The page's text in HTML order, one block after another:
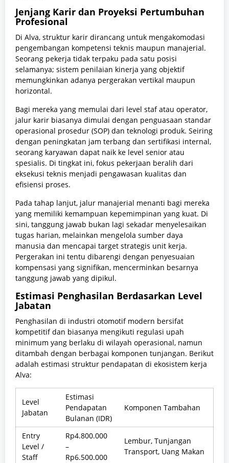
Jenjang Karir dan Proyeksi Pertumbuhan
Profesional
Di Alva, struktur karir dirancang untuk mengakomodasi
pengembangan kompetensi teknis maupun manajerial.
Seorang pekerja tidak terpaku pada satu posisi
selamanya; sistem penilaian kinerja yang objektif
memungkinkan adanya pergerakan vertikal maupun
horizontal.
Bagi mereka yang memulai dari level staf atau operator,
jalur karir biasanya dimulai dengan penguasaan standar
operasional prosedur (SOP) dan teknologi produk. Seiring
dengan peningkatan jam terbang dan sertifikasi internal,
seorang karyawan dapat naik ke level senior atau
spesialis. Di tingkat ini, fokus pekerjaan beralih dari
eksekusi teknis menjadi pengawasan kualitas dan
efisiensi proses.
Pada tahap lanjut, jalur manajerial menanti bagi mereka
yang memiliki kemampuan kepemimpinan yang kuat. Di
sini, tanggung jawab bukan lagi sekadar menyelesaikan
tugas harian, melainkan mengelola sumber daya
manusia dan mencapai target strategis unit kerja.
Pergerakan ini tentu dibarengi dengan penyesuaian
kompensasi yang signifikan, mencerminkan besarnya
tanggung jawab yang dipikul.
Estimasi Penghasilan Berdasarkan Level
Jabatan
Penghasilan di industri otomotif modern bersifat
kompetitif dan biasanya mengikuti regulasi upah
minimum yang berlaku di wilayah operasional, namun
ditambah dengan berbagai komponen tunjangan. Berikut
adalah estimasi struktur pendapatan di ekosistem kerja
Alva:
Level
Jabatan
Estimasi
Pendapatan
Bulanan (IDR)
Komponen Tambahan
Entry
Level /
Staff
Rp4.800.000
–
Rp6.500.000
Lembur, Tunjangan
Transport, Uang Makan